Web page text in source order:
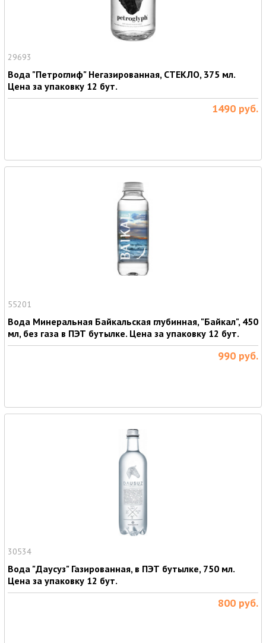
29693
Вода "Петроглиф" Негазированная, СТЕКЛО, 375 мл.
Цена за упаковку 12 бут.
1490 руб.
55201
Вода Минеральная Байкальская глубинная, "Байкал", 450
мл, без газа в ПЭТ бутылке. Цена за упаковку 12 бут.
990 руб.
30534
Вода "Даусуз" Газированная, в ПЭТ бутылке, 750 мл.
Цена за упаковку 12 бут.
800 руб.